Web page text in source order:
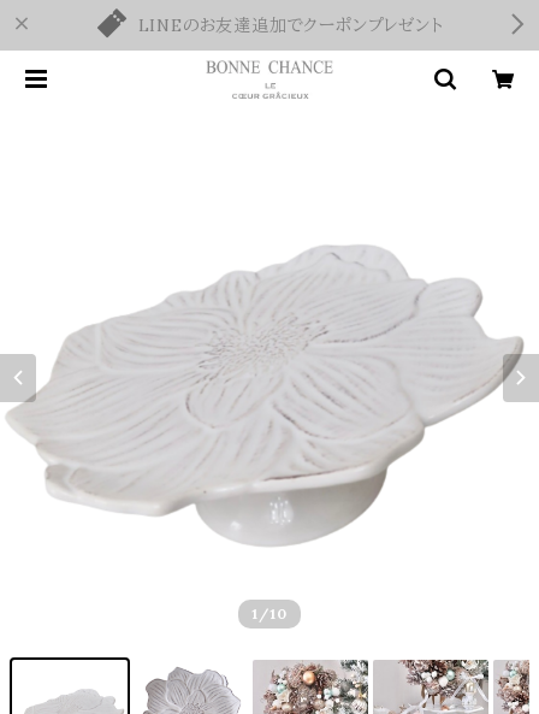
LINEのお友達追加でクーポンプレゼント
1 /10